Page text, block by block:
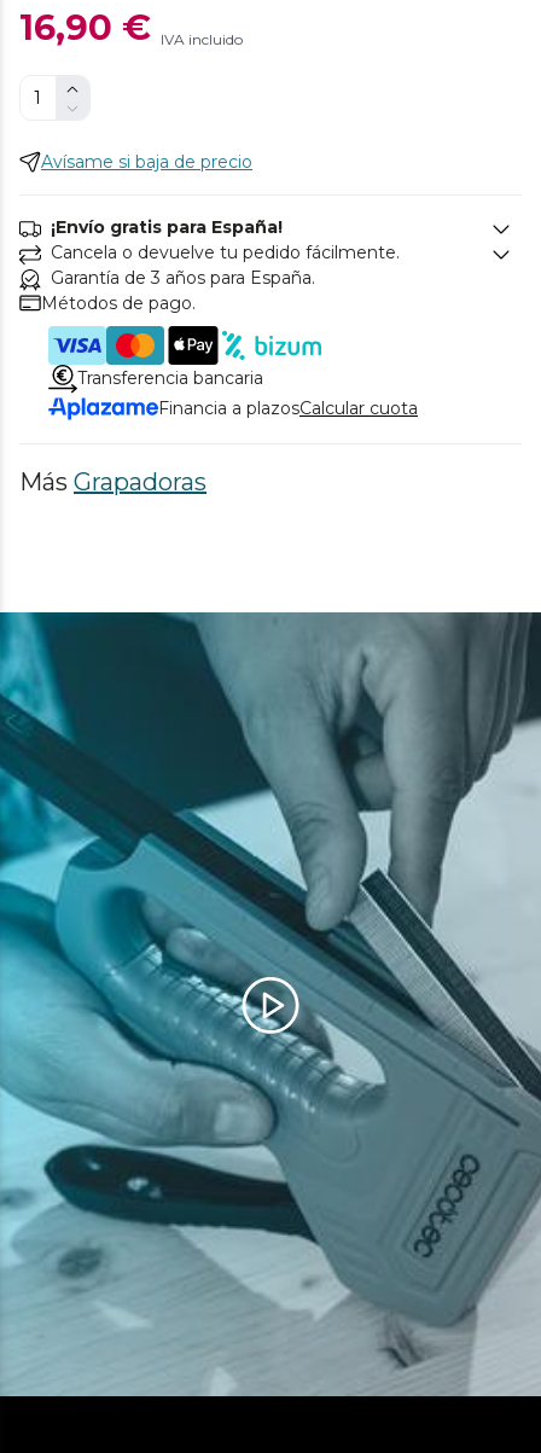
16,90 € IVA incluido
Avísame si baja de precio
¡Envío gratis para España!
Cancela o devuelve tu pedido fácilmente.
Garantía de 3 años para España.
Métodos de pago.
Transferencia bancaria
Financia a plazosCalcular cuota
Más Grapadoras